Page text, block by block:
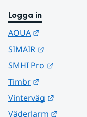
Logga in
AQUA
SIMAIR
SMHI Pro
Timbr
Vinterväg
Väderlarm